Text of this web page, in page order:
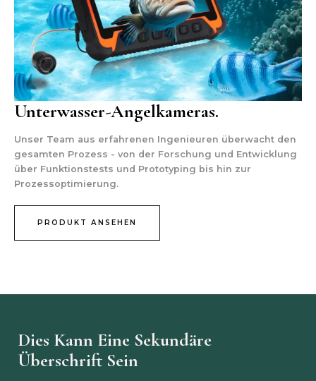
Unterwasser-Angelkameras.
Unser Team aus erfahrenen Ingenieuren überwacht den
gesamten Prozess - von der Forschung und Entwicklung
über Funktionstests und Prototyping bis hin zur
Prozessoptimierung.
PRODUKT ANSEHEN
Dies Kann Eine Sekundäre
Überschrift Sein